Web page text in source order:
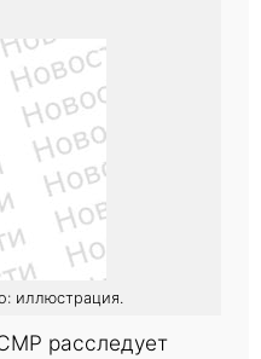
иллюстрация.
расследует